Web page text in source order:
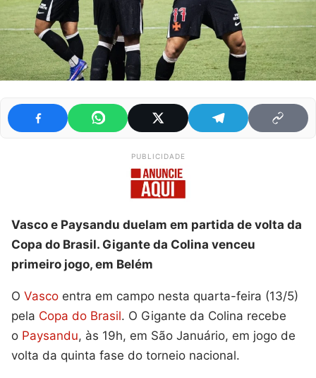
PUBLICIDADE
Vasco e Paysandu duelam em partida de volta da
Copa do Brasil. Gigante da Colina venceu
primeiro jogo, em Belém
O Vasco entra em campo nesta quarta-feira (13/5)
pela Copa do Brasil. O Gigante da Colina recebe
o Paysandu, às 19h, em São Januário, em jogo de
volta da quinta fase do torneio nacional.